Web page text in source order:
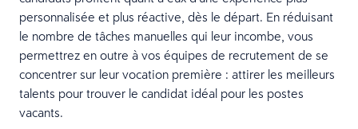
personnalisée et plus réactive, dès le départ. En réduisant
le nombre de tâches manuelles qui leur incombe, vous
permettrez en outre à vos équipes de recrutement de se
concentrer sur leur vocation première : attirer les meilleurs
talents pour trouver le candidat idéal pour les postes
vacants.